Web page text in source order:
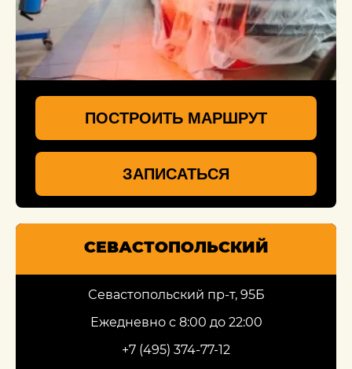
ПОСТРОИТЬ МАРШРУТ
ЗАПИСАТЬСЯ
СЕВАСТОПОЛЬСКИЙ
Севастопольский пр-т, 95Б
Ежедневно с 8:00 до 22:00
+7 (495) 374-77-12